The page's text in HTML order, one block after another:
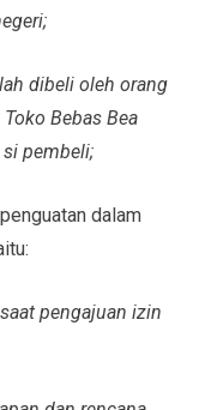
dibeli oleh orang
Bebas Bea
pembeli;
dalam
pengajuan izin